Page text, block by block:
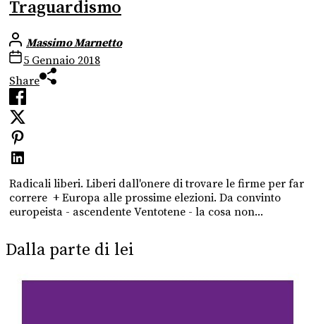
Traguardismo
Massimo Marnetto
5 Gennaio 2018
Share
Radicali liberi. Liberi dall'onere di trovare le firme per far
correre + Europa alle prossime elezioni. Da convinto
europeista - ascendente Ventotene - la cosa non...
Dalla parte di lei